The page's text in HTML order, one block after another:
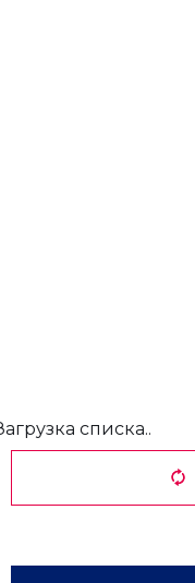
списка..